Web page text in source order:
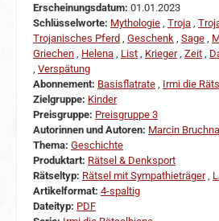
Erscheinungsdatum: 01.01.2023
Schlüsselworte: Mythologie , Troja ,
Trojanisches Pferd , Geschenk , Sage ,
Griechen , Helena , List , Krieger, Zeit ,
, Verspätung
Abonnement: Basisflatrate , Irmi die
Zielgruppe: Kinder
Preisgruppe: Preisgruppe 3
Autorinnen und Autoren: Marcin
Thema: Geschichte
Produktart: Rätsel & Denksport
Rätseltyp: Rätsel mit Sympathieträger,
Artikelformat: 4-spaltig
Dateityp: PDF